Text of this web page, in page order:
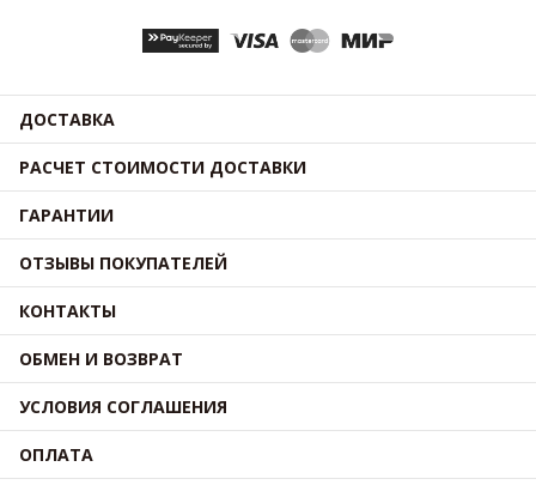
ДОСТАВКА
РАСЧЕТ СТОИМОСТИ ДОСТАВКИ
ГАРАНТИИ
ОТЗЫВЫ ПОКУПАТЕЛЕЙ
КОНТАКТЫ
ОБМЕН И ВОЗВРАТ
УСЛОВИЯ СОГЛАШЕНИЯ
ОПЛАТА